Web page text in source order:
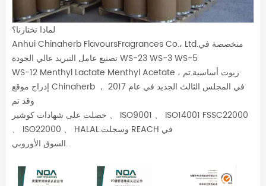
لماذا تختارنا؟
Anhui Chinaherb FlavoursFragrances Co.، Ltd.متخصصة في
تصنيع عامل التبريد عالي الجودة WS-23 WS-3 WS-5
WS-12 Menthyl Lactate Menthyl Acetate ، زيوت أساسية.تم
إدراج موقع Chinaherb في المجلس الثالث الجديد في عام 2017 ，
وقد تم
حصلت على شهادات كوشير 、 ISO9001 、 ISO14001 FSSC22000
、 ISO22000 、 HALAL.وسجلت REACH في
السوق الأوروبي.